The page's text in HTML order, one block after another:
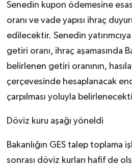
Senedin kupon ödemesine
oranı ve vade yapısı ihraç
edilecektir. Senedin
getiri oranı, ihraç aşamasında
belirlenen getiri oranının,
çerçevesinde hesaplanacak
çarpılması yoluyla
Döviz kuru aşağı yöneldi
Bakanlığın GES talep toplama
sonrası döviz kurları hafif de